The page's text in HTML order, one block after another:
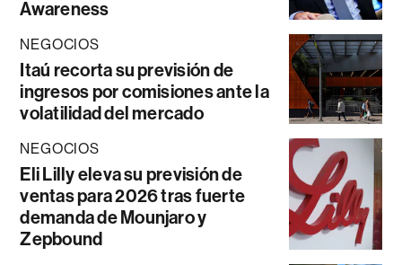
Awareness
NEGOCIOS
Itaú recorta su previsión de
ingresos por comisiones ante la
volatilidad del mercado
NEGOCIOS
Eli Lilly eleva su previsión de
ventas para 2026 tras fuerte
demanda de Mounjaro y
Zepbound